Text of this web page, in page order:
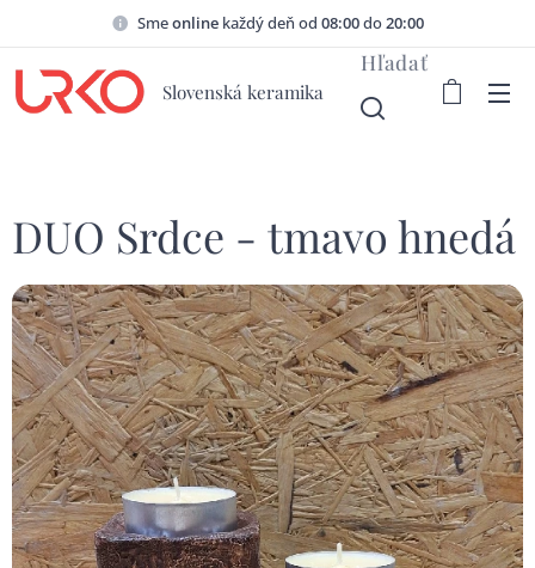
Smeonline každý deň od 08:00do20:00
Slovenská keramika
Hľadať
DUO Srdce - tmavo hnedá